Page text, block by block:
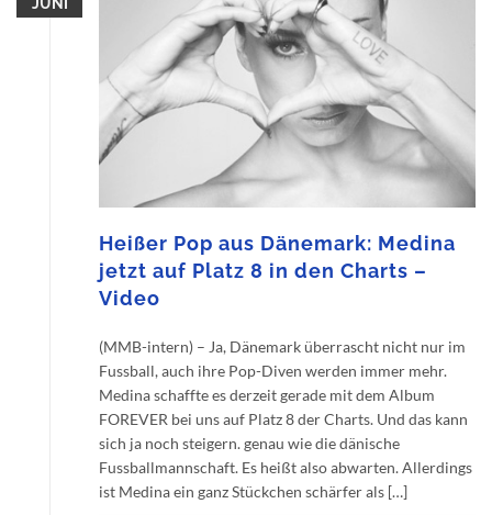
Heißer Pop aus Dänemark: Medina
jetzt auf Platz 8 in den Charts –
Video
(MMB-intern) – Ja, Dänemark überrascht nicht nur im
Fussball, auch ihre Pop-Diven werden immer mehr.
Medina schaffte es derzeit gerade mit dem Album
FOREVER bei uns auf Platz 8 der Charts. Und das kann
sich ja noch steigern. genau wie die dänische
Fussballmannschaft. Es heißt also abwarten. Allerdings
ist Medina ein ganz Stückchen schärfer als […]